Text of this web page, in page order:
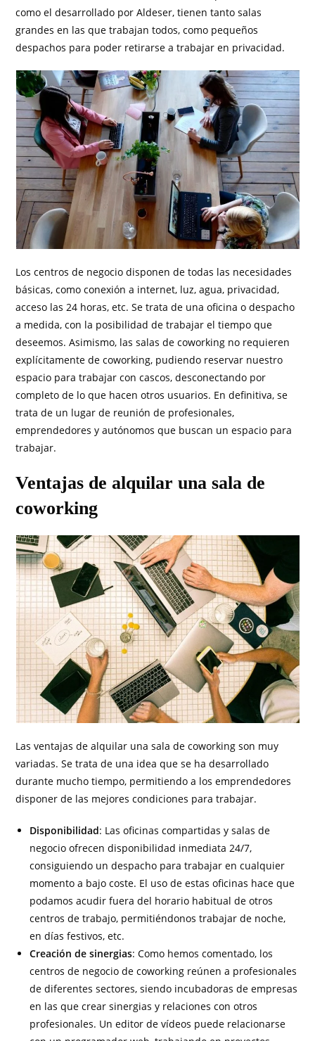
como el desarrollado por Aldeser, tienen tanto salas
grandes en las que trabajan todos, como pequeños
despachos para poder retirarse a trabajar en privacidad.
Los centros de negocio disponen de todas las necesidades
básicas, como conexión a internet, luz, agua, privacidad,
acceso las 24 horas, etc. Se trata de una oficina o despacho
a medida, con la posibilidad de trabajar el tiempo que
deseemos. Asimismo, las salas de coworking no requieren
explícitamente de coworking, pudiendo reservar nuestro
espacio para trabajar con cascos, desconectando por
completo de lo que hacen otros usuarios. En definitiva, se
trata de un lugar de reunión de profesionales,
emprendedores y autónomos que buscan un espacio para
trabajar.
Ventajas de alquilar una sala de
coworking
Las ventajas de alquilar una sala de coworking son muy
variadas. Se trata de una idea que se ha desarrollado
durante mucho tiempo, permitiendo a los emprendedores
disponer de las mejores condiciones para trabajar.
Disponibilidad: Las oficinas compartidas y salas de
negocio ofrecen disponibilidad inmediata 24/7,
consiguiendo un despacho para trabajar en cualquier
momento a bajo coste. El uso de estas oficinas hace que
podamos acudir fuera del horario habitual de otros
centros de trabajo, permitiéndonos trabajar de noche,
en días festivos, etc.
Creación de sinergias: Como hemos comentado, los
centros de negocio de coworking reúnen a profesionales
de diferentes sectores, siendo incubadoras de empresas
en las que crear sinergias y relaciones con otros
profesionales. Un editor de vídeos puede relacionarse